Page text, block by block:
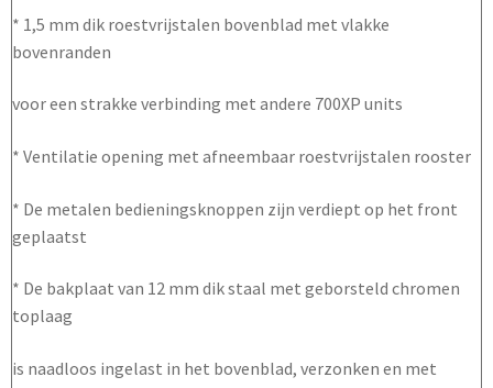
* 1,5 mm dik roestvrijstalen bovenblad met vlakke
bovenranden
voor een strakke verbinding met andere 700XP units
* Ventilatie opening met afneembaar roestvrijstalen rooster
* De metalen bedieningsknoppen zijn verdiept op het front
geplaatst
* De bakplaat van 12 mm dik staal met geborsteld chromen
toplaag
is naadloos ingelast in het bovenblad, verzonken en met